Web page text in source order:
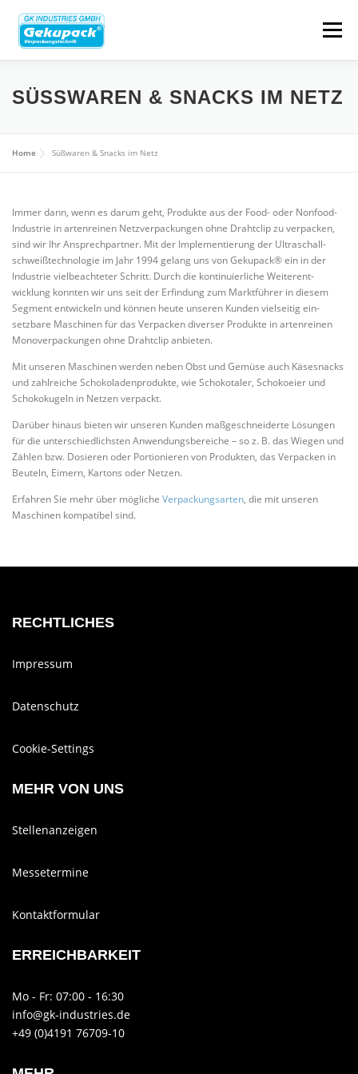
Menü
ÜBER UNS BRAN­CHEN­LÖ­SUNGEN
VER­PA­CKUNGS­ARTEN
UNSERE LÖSUNGEN
GEBRAUCHT- & BESTANDSMASCHINEN KONTAKT
KAR­RIERE EN
SÜSS­WAREN & SNACKS IM NETZ
Home Süß­waren & Snacks im Netz
Immer dann, wenn es darum geht, Pro­dukte aus der Food- oder Nonfood-
Industrie in arten­reinen Netz­ver­pa­ckungen ohne Drahtclip zu ver­packen,
sind wir Ihr Ansprech­partner. Mit der Imple­men­tierung der Ultra­schall­
schweiß­tech­no­logie im Jahr 1994 gelang uns von Gekupack® ein in der
Industrie viel­be­ach­teter Schritt. Durch die kon­ti­nu­ier­liche Wei­ter­ent­
wicklung konnten wir uns seit der Erfindung zum Markt­führer in diesem
Segment ent­wi­ckeln und können heute unseren Kunden viel­seitig ein­
setzbare Maschinen für das Ver­packen diverser Pro­dukte in arten­reinen
Mono­ver­pa­ckungen ohne Drahtclip anbieten.
Mit unseren Maschinen werden neben Obst und Gemüse auch Käses­nacks
und zahl­reiche Scho­ko­la­den­pro­dukte, wie Scho­ko­taler, Scho­koeier und
Scho­ko­kugeln in Netzen verpackt.
Darüber hinaus bieten wir unseren Kunden maß­ge­schnei­derte Lösungen
für die unter­schied­lichsten Anwen­dungs­be­reiche – so z. B. das Wiegen und
Zählen bzw. Dosieren oder Por­tio­nieren von Pro­dukten, das Ver­packen in
Beuteln, Eimern, Kartons oder Netzen.
Erfahren Sie mehr über mög­liche Ver­pa­ckungs­arten, die mit unseren
Maschinen kom­pa­tibel sind.
RECHTLICHES
Impressum
Datenschutz
Cookie-Settings
MEHR VON UNS
Stellenanzeigen
Messetermine
Kontaktformular
ERREICHBARKEIT
Mo - Fr: 07:00 - 16:30
info@gk-industries.de
+49 (0)4191 76709-10